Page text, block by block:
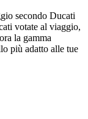
secondo Ducati
votate al viaggio,
la gamma
più adatto alle tue